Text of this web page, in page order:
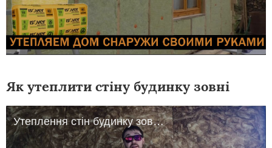
Як утеплити стіну будинку зовні
Утеплення стін будинку зовні. Перевірений часом метод.